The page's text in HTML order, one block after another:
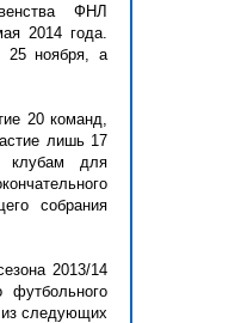
ФНЛ
2014 года.
25 ноября, а
20 команд,
лишь 17
клубам для
собрания
2013/14
футбольного
из следующих